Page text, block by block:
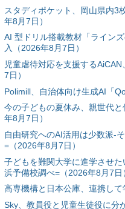
スタディポケット、岡山県内3
年8月7日）
AI 型ドリル搭載教材「ライン
入（2026年8月7日）
児童虐待対応を支援する
7日）
Polimill、自治体向け生成AI「
今の子どもの夏休み、親世代
年8月7日）
自由研究へのAI活用は少数派-
=（2026年8月7日）
子どもを難関大学に進学させ
浜予備校調べ=（2026年8月7日
高専機構と日本公庫、連携し
Sky、教員役と児童生徒役に分